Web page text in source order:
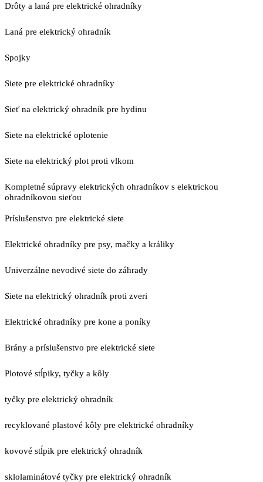
Drôty a laná pre elektrické ohradníky
Laná pre elektrický ohradník
Spojky
Siete pre elektrické ohradníky
Sieť na elektrický ohradník pre hydinu
Siete na elektrické oplotenie
Siete na elektrický plot proti vlkom
Kompletné súpravy elektrických ohradníkov s elektrickou
ohradníkovou sieťou
Príslušenstvo pre elektrické siete
Elektrické ohradníky pre psy, mačky a králiky
Univerzálne nevodivé siete do záhrady
Siete na elektrický ohradník proti zveri
Elektrické ohradníky pre kone a poníky
Brány a príslušenstvo pre elektrické siete
Plotové stĺpiky, tyčky a kôly
tyčky pre elektrický ohradník
recyklované plastové kôly pre elektrické ohradníky
kovové stĺpik pre elektrický ohradník
sklolaminátové tyčky pre elektrický ohradník